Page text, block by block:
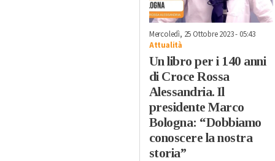
Mercoledì, 25 Ottobre 2023 - 05:43
Attualità
Un libro per i 140 anni
di Croce Rossa
Alessandria. Il
presidente Marco
Bologna: “Dobbiamo
conoscere la nostra
storia”